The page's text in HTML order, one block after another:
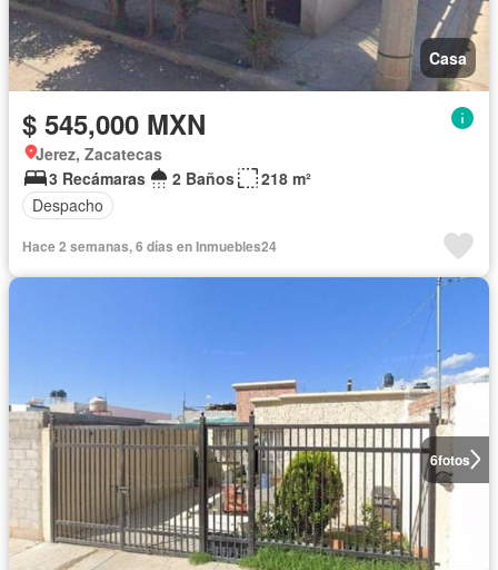
Casa
$ 545,000 MXN
Jerez, Zacatecas
3 Recámaras
2 Baños
218 m²
Despacho
Hace 2 semanas, 6 días en Inmuebles24
6fotos